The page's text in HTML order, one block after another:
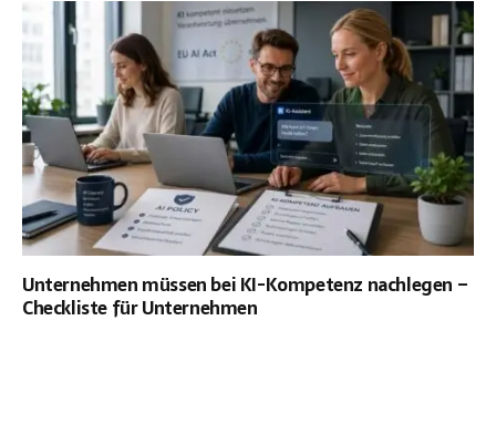
Unternehmen müssen bei KI-Kompetenz nachlegen –
Checkliste für Unternehmen